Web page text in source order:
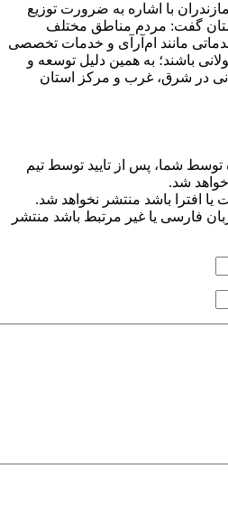
با اشاره به ضرورت توزیع
گفت: مردم مناطق مختلف
خدماتی مانند ام‌آر‌آی و خدمات تخصصی
باشند؛ به همین دلیل توسعه و
در شرق، غرب و مرکز استان
شما، پس از تایید توسط تیم
شد.
یا افترا باشد منتشر نخواهد شد.
فارسی یا غیر مرتبط باشد منتشر